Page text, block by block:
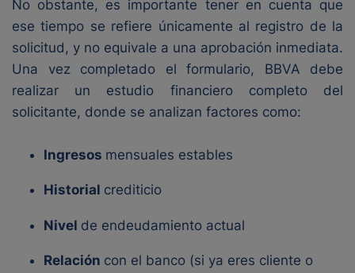
No obstante, es importante tener en cuenta que
ese tiempo se refiere únicamente al registro de la
solicitud, y no equivale a una aprobación inmediata.
Una vez completado el formulario, BBVA debe
realizar un estudio financiero completo del
solicitante, donde se analizan factores como:
Ingresos mensuales estables
Historial crediticio
Nivel de endeudamiento actual
Relación con el banco (si ya eres cliente o